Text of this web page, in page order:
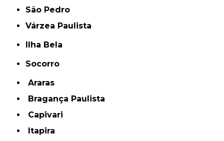
São Pedro
Várzea Paulista
Ilha Bela
Socorro
Araras
Bragança Paulista
Capivari
Itapira